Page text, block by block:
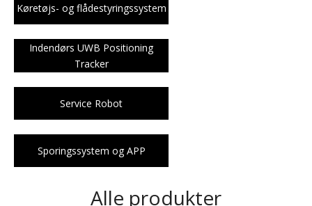
Køretøjs- og flådestyringssystem
Indendørs UWB Positioning
Tracker
Service Robot
Sporingssystem og APP
Alle produkter